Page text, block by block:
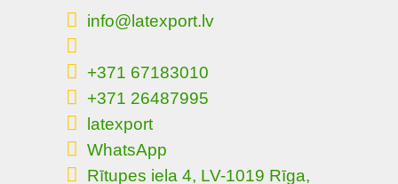
info@latexport.lv
+371 67183010
+371 26487995
latexport
WhatsApp
Rītupes iela 4, LV-1019 Rīga,